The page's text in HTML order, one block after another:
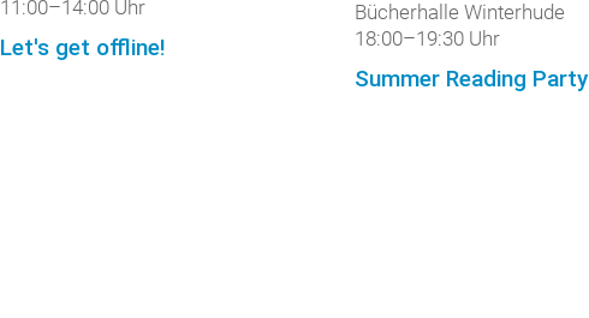
11:00–14:00 Uhr
Let's get offline!
Bücherhalle Winterhude
18:00–19:30 Uhr
Summer Reading Party